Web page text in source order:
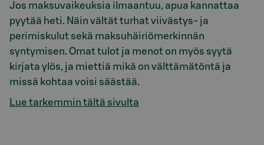
Jos maksuvaikeuksia ilmaantuu, apua kannattaa
pyytää heti. Näin vältät turhat viivästys- ja
perimiskulut sekä maksuhäiriömerkinnän
syntymisen. Omat tulot ja menot on myös syytä
kirjata ylös, ja miettiä mikä on välttämätöntä ja
missä kohtaa voisi säästää.
Lue tarkemmin tältä sivulta